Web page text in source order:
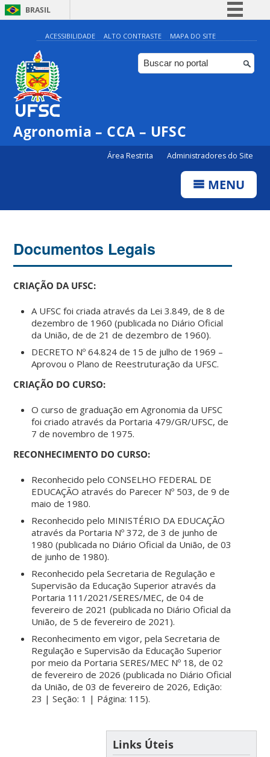
BRASIL
Simplifique!
Comunica BR
Participe
Canais
ACESSIBILIDADE ALTO CONTRASTE MAPA DO SITE
Agronomia – CCA – UFSC
Área Restrita Administradores do Site
MENU
Documentos Legais
CRIAÇÃO DA UFSC:
A UFSC foi criada através da Lei 3.849, de 8 de
dezembro de 1960 (publicada no Diário Oficial
da União, de de 21 de dezembro de 1960).
DECRETO Nº 64.824 de 15 de julho de 1969 –
Aprovou o Plano de Reestruturação da UFSC.
CRIAÇÃO DO CURSO:
O curso de graduação em Agronomia da UFSC
foi criado através da Portaria 479/GR/UFSC, de
7 de novembro de 1975.
RECONHECIMENTO DO CURSO:
Reconhecido pelo CONSELHO FEDERAL DE
EDUCAÇÃO através do Parecer Nº 503, de 9 de
maio de 1980.
Reconhecido pelo MINISTÉRIO DA EDUCAÇÃO
através da Portaria Nº 372, de 3 de junho de
1980 (publicada no Diário Oficial da União, de 03
de junho de 1980).
Reconhecido pela Secretaria de Regulação e
Supervisão da Educação Superior através da
Portaria 111/2021/SERES/MEC, de 04 de
fevereiro de 2021 (publicada no Diário Oficial da
União, de 5 de fevereiro de 2021).
Reconhecimento em vigor, pela Secretaria de
Regulação e Supervisão da Educação Superior
por meio da Portaria SERES/MEC Nº 18, de 02
de fevereiro de 2026 (publicada no Diário Oficial
da União, de 03 de fevereiro de 2026, Edição:
23 | Seção: 1 | Página: 115).
Links Úteis